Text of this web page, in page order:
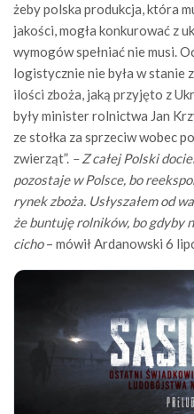
żeby polska produkcja, która
jakości, mogła konkurować z
wymogów spełniać nie musi.
logistycznie nie była w stanie
ilości zboża, jaką przyjęto z
były minister rolnictwa Jan
ze stołka za sprzeciw wobec
zwierząt”. – Z całej Polski
pozostaje w Polsce, bo
rynek zboża. Usłyszałem od
że buntuję rolników, bo gdyby
cicho– mówił Ardanowski 6